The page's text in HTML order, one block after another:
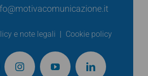
e note legali | Cookie policy